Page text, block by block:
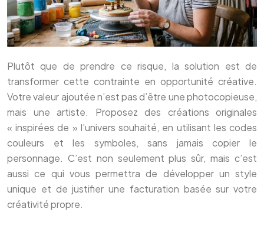
Plutôt que de prendre ce risque, la solution est de
transformer cette contrainte en opportunité créative.
Votre valeur ajoutée n’est pas d’être une photocopieuse,
mais une artiste. Proposez des créations originales
« inspirées de » l’univers souhaité, en utilisant les codes
couleurs et les symboles, sans jamais copier le
personnage. C’est non seulement plus sûr, mais c’est
aussi ce qui vous permettra de développer un style
unique et de justifier une facturation basée sur votre
créativité propre.